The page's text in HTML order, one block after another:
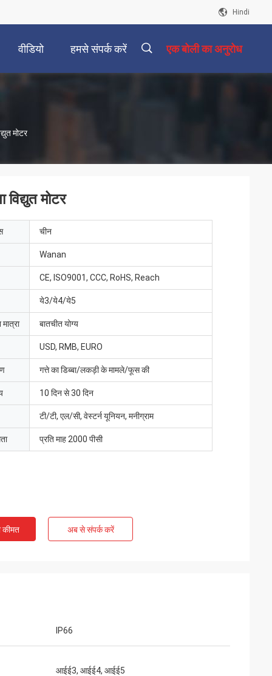
Hindi
वीडियो हमसे संपर्क करें एक बोली का अनुरोध
मोटर
मोटर
चीन
Wanan
CE, ISO9001, CCC, RoHS, Reach
ये3/ये4/ये5
बातचीत योग्य
USD, RMB, EURO
गत्ते का डिब्बा/लकड़ी के मामले/फूस की
10 दिन से 30 दिन
टी/टी, एल/सी, वेस्टर्न यूनियन, मनीग्राम
प्रति माह 2000 पीसी
कीमत अब से संपर्क करें
IP66
आईई3, आईई4, आईई5